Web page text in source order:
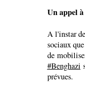
Un appel
A l'instar
sociaux
de
#Benghazi
prévues.